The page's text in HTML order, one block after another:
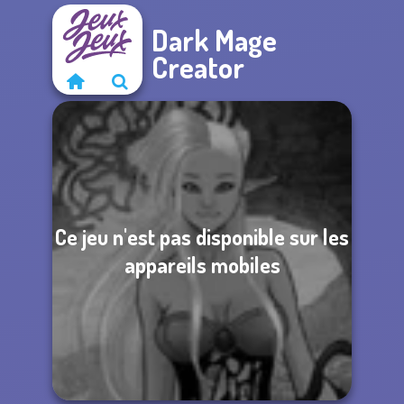
Dark Mage
Creator
Ce jeu n'est pas disponible sur les
appareils mobiles